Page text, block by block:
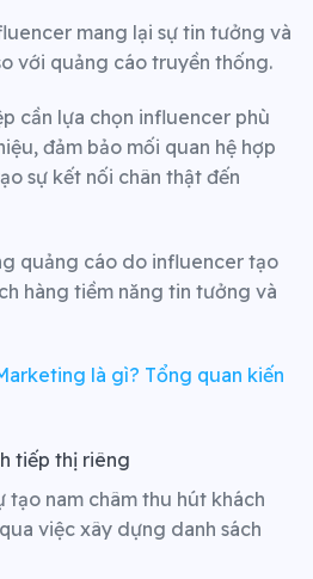
mang lại sự tin tưởng và
với quảng cáo truyền thống.
cần lựa chọn influencer phù
đảm bảo mối quan hệ hợp
sự kết nối chân thật đến
quảng cáo do influencer tạo
hàng tiềm năng tin tưởng và
là gì? Tổng quan kiến
tiếp thị riêng
tạo nam châm thu hút khách
việc xây dựng danh sách